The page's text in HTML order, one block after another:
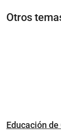
Otros
Educación